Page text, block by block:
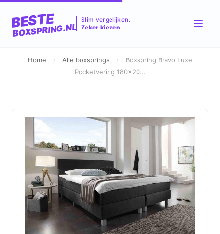
BESTE
BOXSPRING.NL
Slim vergelijken.
Zeker kiezen.
Home / Alle boxsprings /
Boxspring Bravo Luxe
Pocketvering 180x20...